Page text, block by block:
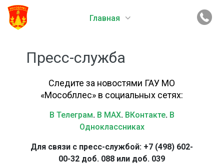
Главная
Пресс-служба
Следите за новостями ГАУ МО
«Мособллес» в социальных сетях:
В Телеграм. В MAX. ВКонтакте. В
Одноклассниках
Для связи с пресс-службой: +7 (498) 602-
00-32 доб. 088 или доб. 039